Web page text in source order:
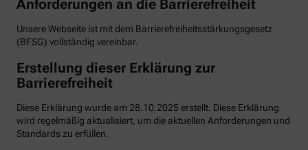
Anforderungen an die Barrierefreiheit
Unsere Webseite ist mit dem Barrierefreiheitsstärkungsgesetz
(BFSG) vollständig vereinbar.
Erstellung dieser Erklärung zur
Barrierefreiheit
Diese Erklärung wurde am 28.10.2025 erstellt. Diese Erklärung
wird regelmäßig aktualisiert, um die aktuellen Anforderungen und
Standards zu erfüllen.